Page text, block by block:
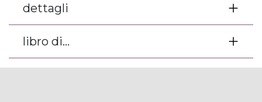
dettagli
libro di...